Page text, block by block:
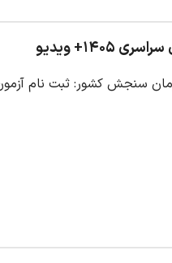
ویدیو
سراسری ۱۴۰۵ به همراه پذیرش دانشجو معلم در